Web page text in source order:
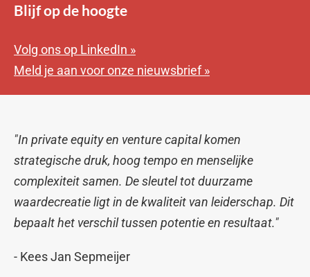
Blijf op de hoogte
Volg ons op LinkedIn »
Meld je aan voor onze nieuwsbrief »
"In private equity en venture capital komen
strategische druk, hoog tempo en menselijke
complexiteit samen. De sleutel tot duurzame
waardecreatie ligt in de kwaliteit van leiderschap. Dit
bepaalt het verschil tussen potentie en resultaat."
- Kees Jan Sepmeijer